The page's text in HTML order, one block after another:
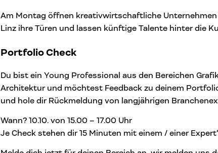
Am Montag öffnen kreativwirtschaftliche Unternehmen
Linz ihre Türen und lassen künftige Talente hinter die
Portfolio Check
Du bist ein Young Professional aus den Bereichen
Architektur und möchtest Feedback zu deinem
und hole dir Rückmeldung von langjährigen
Wann? 10.10. von 15.00 – 17.00 Uhr
Je Check stehen dir 15 Minuten mit einem / einer